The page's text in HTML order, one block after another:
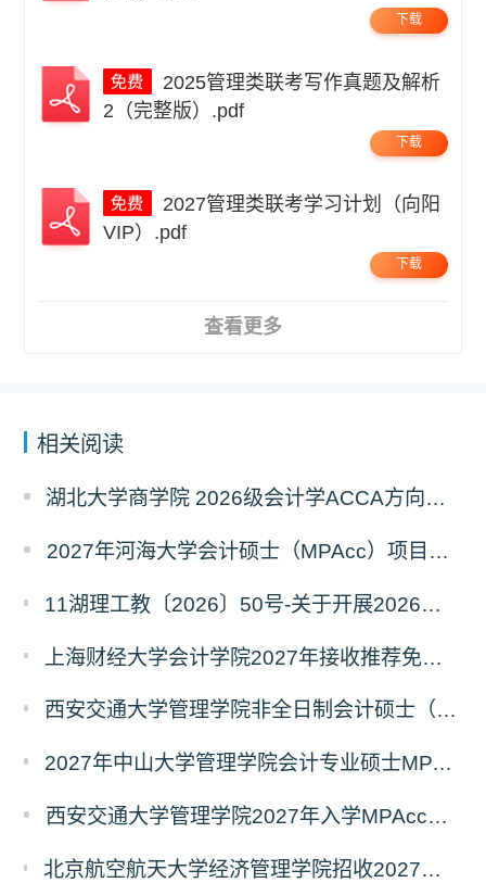
下载
2（完整版）.pdf
下载
VIP）.pdf
下载
查看更多
相关阅读
湖北大学商学院 2026级会计学ACCA方向班招生简章
2027年河海大学会计硕士（MPAcc）项目简介
11湖理工教〔2026〕50号-关于开展2026年辅修专业与微专业招生工作的通知
上海财经大学会计学院2027年接收推荐免试研究生（含直博生）预报名的通知
西安交通大学管理学院非全日制会计硕士（MPAcc）2027年报考指南
2027年中山大学管理学院会计专业硕士MPAcc(资本市场方向）招生开启！
西安交通大学管理学院2027年入学MPAcc项目“卓越计划”申请指南
北京航空航天大学经济管理学院招收2027年非全日制会计专业硕士（MPAcc）校园开放日活动